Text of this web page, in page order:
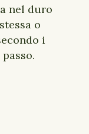
nel duro
o
i